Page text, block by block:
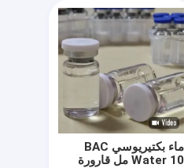
ماء بكتيريوسي BAC
Water 10 مل قارورة